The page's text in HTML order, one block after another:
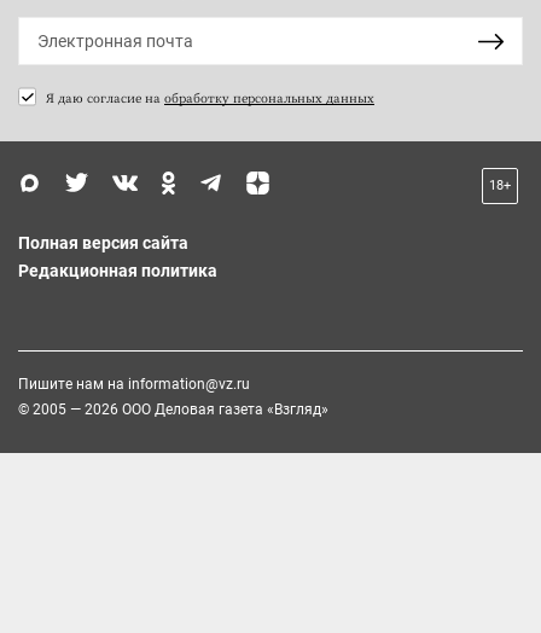
Я даю согласие на обработку персональных данных
18+
Полная версия сайта
Редакционная политика
Пишите нам на information@vz.ru
© 2005 — 2026 ООО Деловая газета «Взгляд»